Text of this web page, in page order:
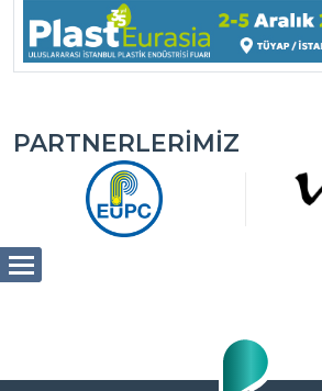
PARTNERLERIMIZ